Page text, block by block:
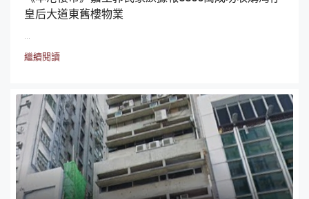
皇后大道東舊樓物業
...
繼續閱讀